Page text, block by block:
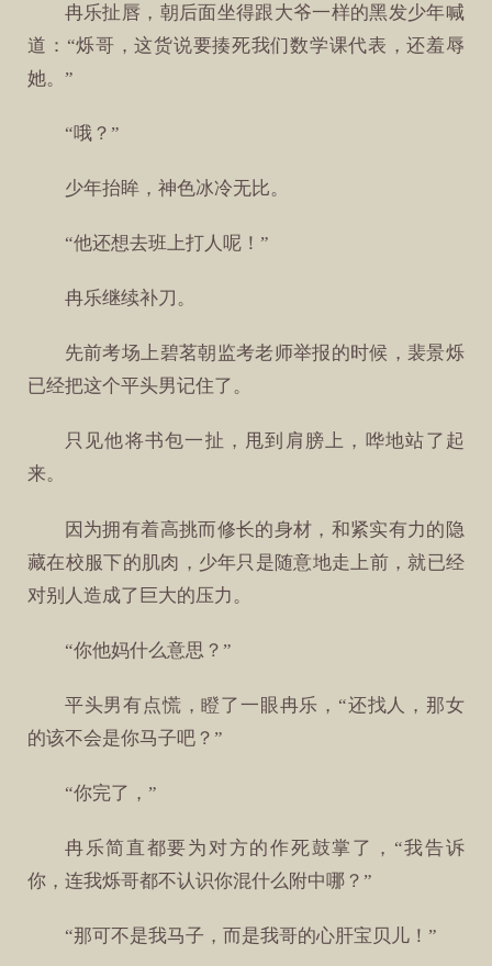
冉乐扯唇，朝后面坐得跟大爷一样的黑发少年喊
道：“烁哥，这货说要揍死我们数学课代表，还羞辱
她。”
“哦？”
少年抬眸，神色冰冷无比。
“他还想去班上打人呢！”
冉乐继续补刀。
先前考场上碧茗朝监考老师举报的时候，裴景烁
已经把这个平头男记住了。
只见他将书包一扯，甩到肩膀上，哗地站了起
来。
因为拥有着高挑而修长的身材，和紧实有力的隐
藏在校服下的肌肉，少年只是随意地走上前，就已经
对别人造成了巨大的压力。
“你他妈什么意思？”
平头男有点慌，瞪了一眼冉乐，“还找人，那女
的该不会是你马子吧？”
“你完了，”
冉乐简直都要为对方的作死鼓掌了，“我告诉
你，连我烁哥都不认识你混什么附中哪？”
“那可不是我马子，而是我哥的心肝宝贝儿！”